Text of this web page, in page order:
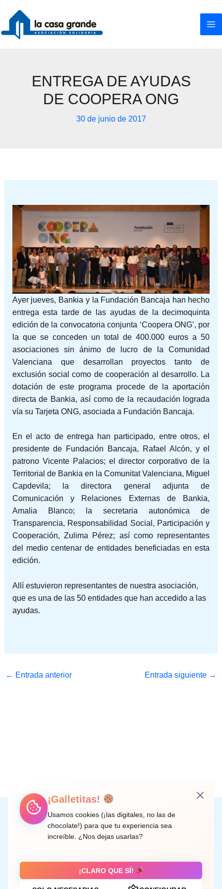
contenido
ENTREGA DE AYUDAS
DE COOPERA ONG
30 de junio de 2017
Ayer jueves, Bankia y la Fundación Bancaja han hecho
entrega esta tarde de las ayudas de la decimoquinta
edición de la convocatoria conjunta ‘Coopera ONG’, por
la que se conceden un total de 400.000 euros a 50
asociaciones sin ánimo de lucro de la Comunidad
Valenciana que desarrollan proyectos tanto de
exclusión social como de cooperación al desarrollo. La
dotación de este programa procede de la aportación
directa de Bankia, así como de la recaudación lograda
vía su Tarjeta ONG, asociada a Fundación Bancaja.
En el acto de entrega han participado, entre otros, el
presidente de Fundación Bancaja, Rafael Alcón, y el
patrono Vicente Palacios; el director corporativo de la
Territorial de Bankia en la Comunitat Valenciana, Miguel
Capdevila; la directora general adjunta de
Comunicación y Relaciones Externas de Bankia,
Amalia Blanco; la secretaria autonómica de
Transparencia, Responsabilidad Social, Participación y
Cooperación, Zulima Pérez; así como representantes
del medio centenar de entidades beneficiadas en esta
edición.
Allí estuvieron representantes de nuestra asociación,
que es una de las 50 entidades que han accedido a las
ayudas.
← Entrada anterior Entrada siguiente →
Instagram
Facebook
X LinkedIn
Correo electrónico
C/ Doctor Rodríguez de la Fuente, 8 València
¡Galletitas!
Usamos cookies (¡las digitales, no las de
chocolate!) para que tu experiencia sea
increíble. ¿Nos dejas usarlas?
¡CLARO QUE SÍ!